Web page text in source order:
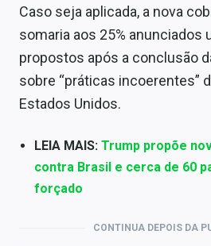
Caso seja aplicada, a nova
somaria aos 25% anunciados
propostos após a conclusão
sobre “práticas incoerentes”
Estados Unidos.
LEIA MAIS: Trump propõe
contra Brasil e cerca de 60
forçado
CONTINUA DEPOIS DA